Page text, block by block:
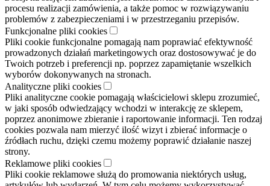
procesu realizacji zamówienia, a także pomoc w rozwiązywaniu
problemów z zabezpieczeniami i w przestrzeganiu przepisów.
Funkcjonalne pliki cookies
Pliki cookie funkcjonalne pomagają nam poprawiać efektywność
prowadzonych działań marketingowych oraz dostosowywać je do
Twoich potrzeb i preferencji np. poprzez zapamiętanie wszelkich
wyborów dokonywanych na stronach.
Analityczne pliki cookies
Pliki analityczne cookie pomagają właścicielowi sklepu zrozumieć,
w jaki sposób odwiedzający wchodzi w interakcję ze sklepem,
poprzez anonimowe zbieranie i raportowanie informacji. Ten rodzaj
cookies pozwala nam mierzyć ilość wizyt i zbierać informacje o
źródłach ruchu, dzięki czemu możemy poprawić działanie naszej
strony.
Reklamowe pliki cookies
Pliki cookie reklamowe służą do promowania niektórych usług,